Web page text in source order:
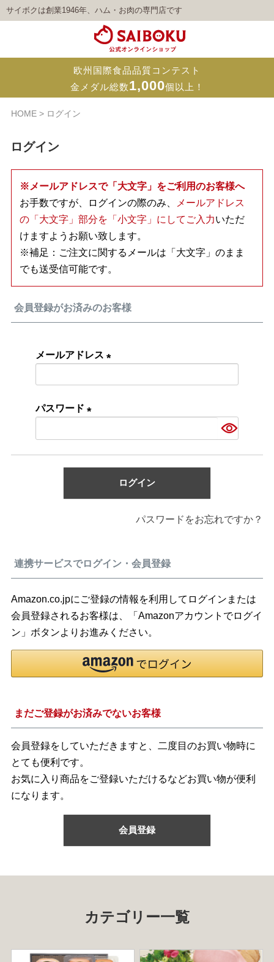
サイボクは創業1946年、ハム・お肉の専門店です
欧州国際食品品質コンテスト
金メダル総数1,000個以上！
HOME ログイン
ログイン
※メールアドレスで「大文字」をご利用のお客様へ
お手数ですが、ログインの際のみ、 メールアドレス
の「大文字」部分を「小文字」にしてご入力いただ
けますようお願い致します。
※補足：ご注文に関するメールは「大文字」のまま
でも送受信可能です。
会員登録がお済みのお客様
メールアドレス
パスワード
ログイン
パスワードをお忘れですか？
連携サービスでログイン・会員登録
Amazon.co.jpにご登録の情報を利用してログインまたは
会員登録されるお客様は、「Amazonアカウントでログイ
ン」ボタンよりお進みください。
まだご登録がお済みでないお客様
会員登録をしていただきますと、二度目のお買い物時に
とても便利です。
お気に入り商品をご登録いただけるなどお買い物が便利
になります。
会員登録
カテゴリー一覧